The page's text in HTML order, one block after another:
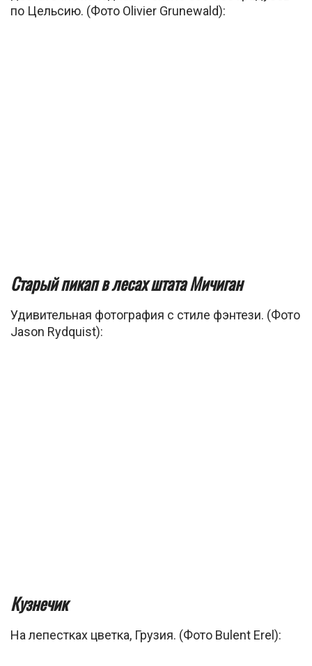
по Цельсию. (Фото Olivier Grunewald):
Старый пикап в лесах штата Мичиган
Удивительная фотография с стиле фэнтези. (Фото
Jason Rydquist):
Кузнечик
На лепестках цветка, Грузия. (Фото Bulent Erel):